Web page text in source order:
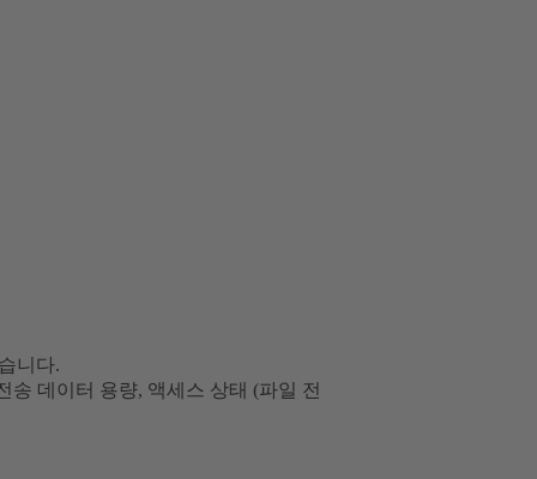
니다.
송 데이터 용량, 액세스 상태 (파일 전